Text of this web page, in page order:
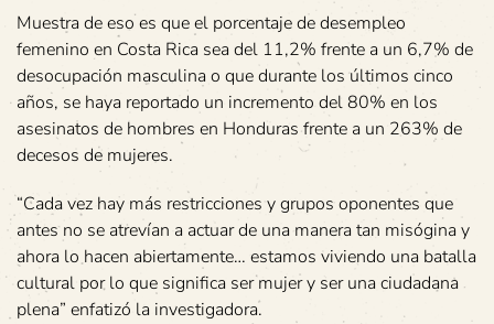
Muestra de eso es que el porcentaje de desempleo
femenino en Costa Rica sea del 11,2% frente a un 6,7% de
desocupación masculina o que durante los últimos cinco
años, se haya reportado un incremento del 80% en los
asesinatos de hombres en Honduras frente a un 263% de
decesos de mujeres.
“Cada vez hay más restricciones y grupos oponentes que
antes no se atrevían a actuar de una manera tan misógina y
ahora lo hacen abiertamente… estamos viviendo una batalla
cultural por lo que significa ser mujer y ser una ciudadana
plena” enfatizó la investigadora.